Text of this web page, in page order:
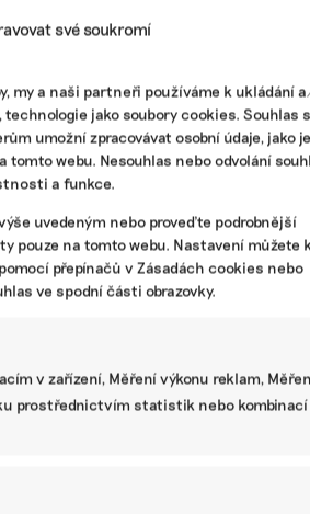
své soukromí
my a naši partneři používáme k ukládání
jako soubory cookies. Souhlas
umožní zpracovávat osobní údaje, jako
tomto webu. Nesouhlas nebo odvolání
a funkce.
uvedeným nebo proveďte podrobnější
pouze na tomto webu. Nastavení můžete
přepínačů v Zásadách cookies nebo
ve spodní části obrazovky.
v zařízení, Měření výkonu reklam,
prostřednictvím statistik nebo kombinací
Co dalšího
v elektromobilitě
patří mezi nejrychleji se